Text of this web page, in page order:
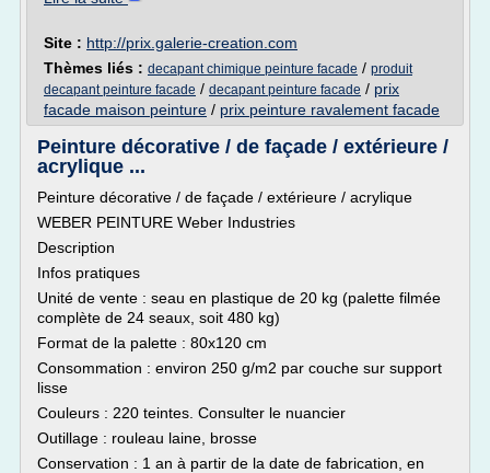
Site : http://prix.galerie-creation.com
Thèmes liés : decapant chimique peinture facade / produit
decapant peinture facade / decapant peinture facade / prix
facade maison peinture / prix peinture ravalement facade
Peinture décorative / de façade / extérieure /
acrylique ...
Peinture décorative / de façade / extérieure / acrylique
WEBER PEINTURE Weber Industries
Description
Infos pratiques
Unité de vente : seau en plastique de 20 kg (palette filmée
complète de 24 seaux, soit 480 kg)
Format de la palette : 80x120 cm
Consommation : environ 250 g/m2 par couche sur support
lisse
Couleurs : 220 teintes. Consulter le nuancier
Outillage : rouleau laine, brosse
Conservation : 1 an à partir de la date de fabrication, en